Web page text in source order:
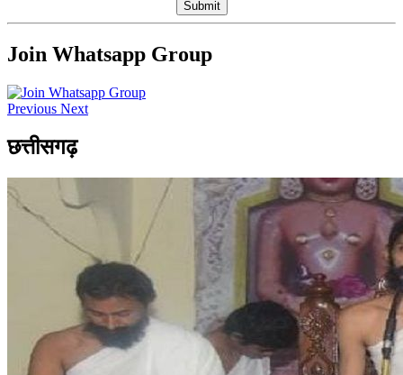
Submit
Join Whatsapp Group
Previous Next
छत्तीसगढ़